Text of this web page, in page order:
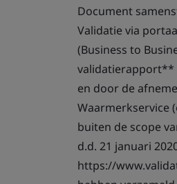
Document
Validatie via
(Business to
validatierapport**
en door de
Waarmerkservice
buiten de scope
d.d. 21 januari
https://